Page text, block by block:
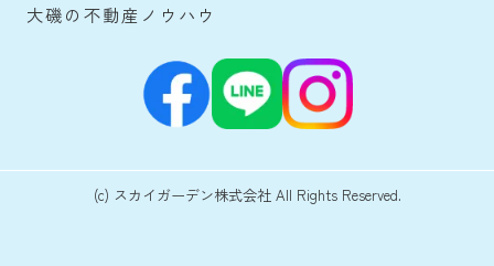
大磯の不動産ノウハウ
(c) スカイガーデン株式会社 All Rights Reserved.